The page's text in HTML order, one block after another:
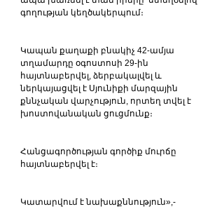
գողության կեղծակերպում։
Կապան քաղաքի բնակիչ 42-ամյա
տղամարդը օգոստոսի 29-ին
հայտնաբերվել, ձերբակալվել և
ներկայացվել է Սյունիքի մարզային
քննչական վարչություն, որտեղ տվել է
խոստովանական ցուցմունք։
Հանցագործության գործիք մուրճը
հայտնաբերվել է։
Կատարվում է նախաքննություն»,-